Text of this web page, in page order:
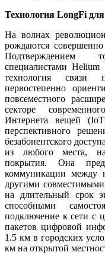
Технология LongFi
На волнах
рождаются
Подтверждением
специалистами Helium
технология связи
первостепенно
повсеместного
секторе
Интернета вещей
перспективного
безабонентского
из любого места,
покрытия. Она
коммуникации между
другими
на длительный срок
способными
подключение к сети с
пакетов цифровой
1.5 км в городских
км на открытой